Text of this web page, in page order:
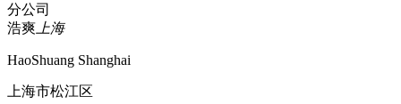
分公司
浩爽上海
HaoShuang Shanghai
上海市松江区